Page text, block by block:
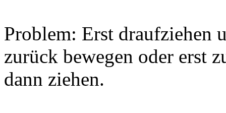
Problem: Erst draufziehen
zurück bewegen oder erst
dann ziehen.